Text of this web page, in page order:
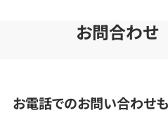
お問合わせ
お電話でのお問い合わせ